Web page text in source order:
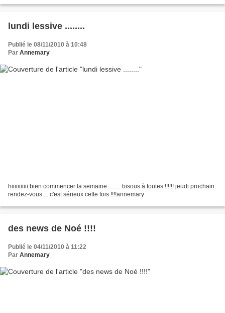
lundi lessive ........
Publié le 08/11/2010 à 10:48
Par Annemary
hiiiiiiiiiii bien commencer la semaine ........ bisous à toutes !!!!!! jeudi prochain
rendez-vous ....c'est sérieux cette fois !!!!annemary
des news de Noé !!!!
Publié le 04/11/2010 à 11:22
Par Annemary